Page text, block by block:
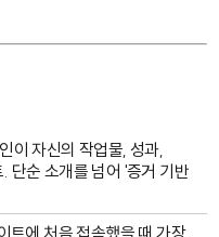
이 자신의 작업물, 성과,
단순 소개를 넘어 '증거 기반
트에 처음 접속했을 때 가장